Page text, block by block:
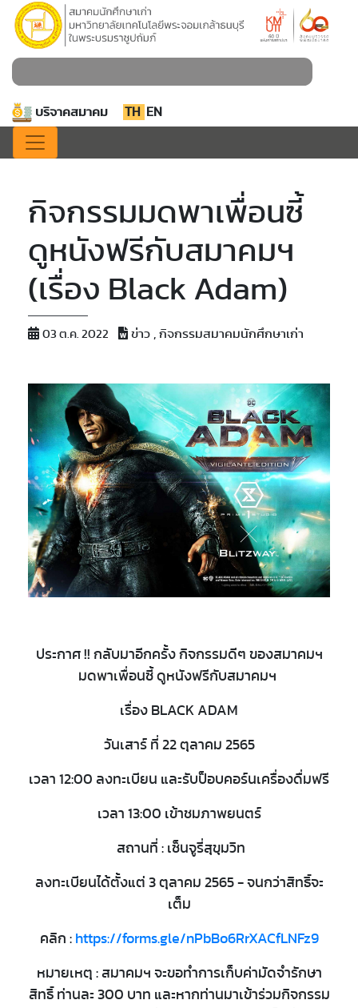
บริจาคสมาคม TH EN
กิจกรรมมดพาเพื่อนซี้
ดูหนังฟรีกับสมาคมฯ
(เรื่อง Black Adam)
03 ต.ค. 2022 ข่าว , กิจกรรมสมาคมนักศึกษาเก่า
ประกาศ !! กลับมาอีกครั้ง กิจกรรมดีๆ ของสมาคมฯ
มดพาเพื่อนซี้ ดูหนังฟรีกับสมาคมฯ
เรื่อง BLACK ADAM
วันเสาร์ ที่ 22 ตุลาคม 2565
เวลา 12:00 ลงทะเบียน และรับป็อบคอร์นเครื่องดื่มฟรี
เวลา 13:00 เข้าชมภาพยนตร์
สถานที่ : เซ็นจูรี่สุขุมวิท
ลงทะเบียนได้ตั้งแต่ 3 ตุลาคม 2565 - จนกว่าสิทธิ์จะ
เต็ม
คลิก : https://forms.gle/nPbBo6RrXACfLNFz9
หมายเหตุ : สมาคมฯ จะขอทำการเก็บค่ามัดจำรักษา
สิทธิ์ ท่านละ 300 บาท และหากท่านมาเข้าร่วมกิจกรรม